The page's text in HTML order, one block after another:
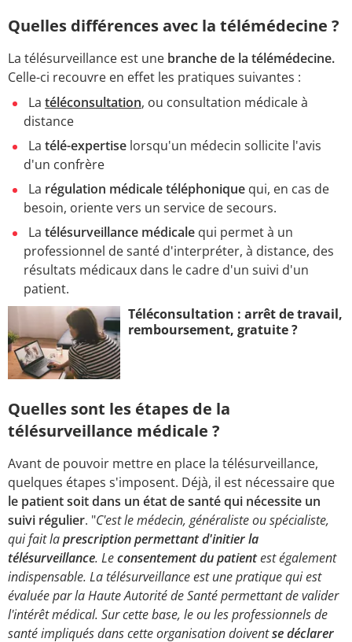
Quelles différences avec la télémédecine ?
La télésurveillance est une branche de la télémédecine.
Celle-ci recouvre en effet les pratiques suivantes :
La téléconsultation, ou consultation médicale à
distance
La télé-expertise lorsqu'un médecin sollicite l'avis
d'un confrère
La régulation médicale téléphonique qui, en cas de
besoin, oriente vers un service de secours.
La télésurveillance médicale qui permet à un
professionnel de santé d'interpréter, à distance, des
résultats médicaux dans le cadre d'un suivi d'un
patient.
Téléconsultation : arrêt de travail,
remboursement, gratuite ?
Quelles sont les étapes de la
télésurveillance médicale ?
Avant de pouvoir mettre en place la télésurveillance,
quelques étapes s'imposent. Déjà, il est nécessaire que
le patient soit dans un état de santé qui nécessite un
suivi régulier. "C'est le médecin, généraliste ou spécialiste,
qui fait laprescription permettant d'initier la
télésurveillance. Leconsentement du patientest également
indispensable. La télésurveillance est une pratique qui est
évaluée par la Haute Autorité de Santé permettant de valider
l'intérêt médical. Sur cette base, le ou les professionnels de
santé impliqués dans cette organisation doiventse déclarer